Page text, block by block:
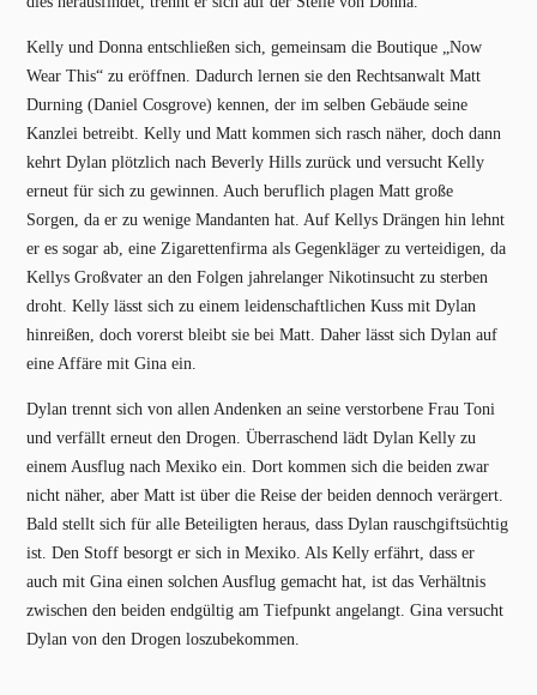
Kelly und Donna entschließen sich, gemeinsam die Boutique „Now
Wear This“ zu eröffnen. Dadurch lernen sie den Rechtsanwalt Matt
Durning (Daniel Cosgrove) kennen, der im selben Gebäude seine
Kanzlei betreibt. Kelly und Matt kommen sich rasch näher, doch dann
kehrt Dylan plötzlich nach Beverly Hills zurück und versucht Kelly
erneut für sich zu gewinnen. Auch beruflich plagen Matt große
Sorgen, da er zu wenige Mandanten hat. Auf Kellys Drängen hin lehnt
er es sogar ab, eine Zigarettenfirma als Gegenkläger zu verteidigen, da
Kellys Großvater an den Folgen jahrelanger Nikotinsucht zu sterben
droht. Kelly lässt sich zu einem leidenschaftlichen Kuss mit Dylan
hinreißen, doch vorerst bleibt sie bei Matt. Daher lässt sich Dylan auf
eine Affäre mit Gina ein.
Dylan trennt sich von allen Andenken an seine verstorbene Frau Toni
und verfällt erneut den Drogen. Überraschend lädt Dylan Kelly zu
einem Ausflug nach Mexiko ein. Dort kommen sich die beiden zwar
nicht näher, aber Matt ist über die Reise der beiden dennoch verärgert.
Bald stellt sich für alle Beteiligten heraus, dass Dylan rauschgiftsüchtig
ist. Den Stoff besorgt er sich in Mexiko. Als Kelly erfährt, dass er
auch mit Gina einen solchen Ausflug gemacht hat, ist das Verhältnis
zwischen den beiden endgültig am Tiefpunkt angelangt. Gina versucht
Dylan von den Drogen loszubekommen.